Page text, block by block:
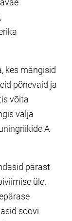
kes mängisid
põnevaid ja
võita
välja
A
pärast
üle.
soovi